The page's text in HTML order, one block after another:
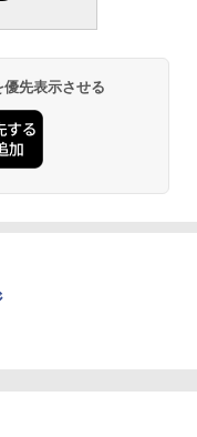
先表示させる